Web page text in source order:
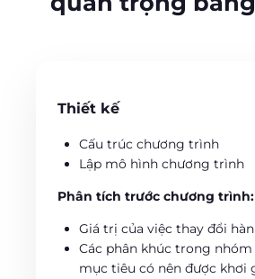
Thiết kế
Cấu trúc chương trình
Lập mô hình chương trình
Phân tích trước chương trình:
Giá trị của việc thay đổi
Các phân khúc trong nhóm
mục tiêu có nên được khơi